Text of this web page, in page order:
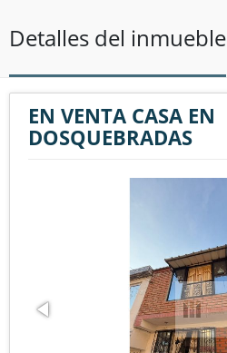
Detalles del inmueble
EN VENTA CASA EN
DOSQUEBRADAS